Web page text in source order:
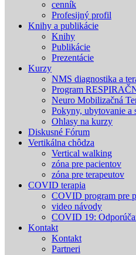
cenník
Profesijný profil
Knihy a publikácie
Knihy
Publikácie
Prezentácie
Kurzy
NMS diagnostika a
Program
Neuro Mobilizačná
Pokyny, ubytovanie a
Ohlasy na kurzy
Diskusné Fórum
Vertikálna chôdza
Vertical walking
zóna pre pacientov
zóna pre terapeutov
COVID terapia
COVID program pre
video návody
COVID 19:
Kontakt
Kontakt
Partneri